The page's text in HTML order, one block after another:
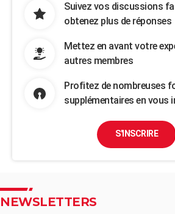
Suivez vos discussions
obtenez plus de réponses
Mettez en avant votre
autres membres
Profitez de nombreuses
supplémentaires en vous
S'INSCRIRE
NEWSLETTERS